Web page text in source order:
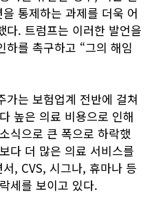
통제하는 과제를 더욱 어
다. 트럼프는 이러한 발언을
하를 촉구하고 “그의 해임
가는 보험업계 전반에 걸쳐
높은 의료 비용으로 인해
식으로 큰 폭으로 하락했
다 더 많은 의료 서비스를
, CVS, 시그나, 휴마나 등
세를 보이고 있다.